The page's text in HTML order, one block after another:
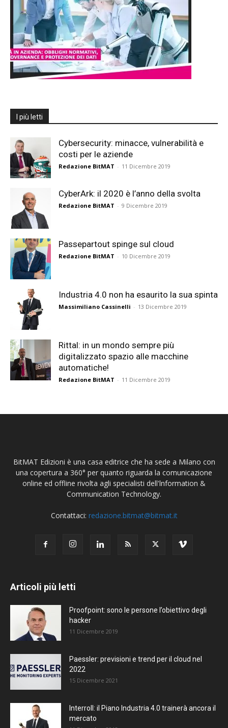
I più letti
Cybersecurity: minacce, vulnerabilità e
costi per le aziende
Redazione BitMAT - 11 Dicembre 2019
CyberArk: il 2020 è l’anno della svolta
Redazione BitMAT - 9 Dicembre 2019
Passepartout spinge sul cloud
Redazione BitMAT - 10 Dicembre 2019
Industria 4.0 non ha esaurito la sua spinta
Massimiliano Cassinelli - 13 Dicembre 2019
Rittal: in un mondo sempre più
digitalizzato spazio alle macchine
automatiche!
Redazione BitMAT - 11 Dicembre 2019
BitMAT Edizioni è una casa editrice che ha sede a Milano con
una copertura a 360° per quanto riguarda la comunicazione
online ed offline rivolta agli specialisti dell'lnformation &
Communication Technology.
Contattaci: redazione.bitmat@bitmat.it
Articoli più letti
Proofpoint: sono le persone l’obiettivo degli
hacker
11 Dicembre 2019
Paessler: previsioni e trend per il cloud nel
2022
15 Dicembre 2021
Interroll: il Piano Industria 4.0 trainerà ancora il
mercato